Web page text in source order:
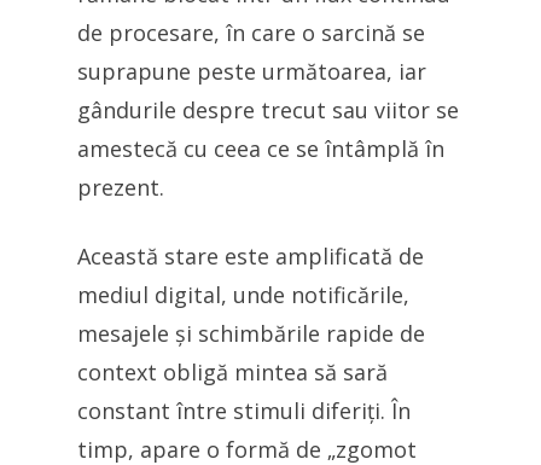
de procesare, în care o sarcină se
suprapune peste următoarea, iar
gândurile despre trecut sau viitor se
amestecă cu ceea ce se întâmplă în
prezent.
Această stare este amplificată de
mediul digital, unde notificările,
mesajele și schimbările rapide de
context obligă mintea să sară
constant între stimuli diferiți. În
timp, apare o formă de „zgomot